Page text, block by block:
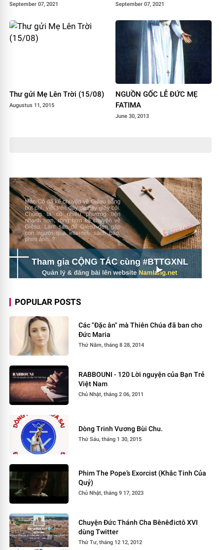
September 07, 2021 September 07, 2021
Thư gửi Mẹ Lên Trời (15/08)
Augustus 11, 2015
NGUỒN GỐC LỄ ĐỨC MẸ
FATIMA
June 30, 2013
POPULAR POSTS
Các "Đặc ân" mà Thiên Chúa đã ban cho
Đức Maria
Thứ Năm, tháng 8 28, 2014
RABBOUNI - 120 Lời nguyện của Bạn Trẻ
Việt Nam
Chủ Nhật, tháng 2 06, 2011
Dòng Trinh Vương Bùi Chu.
Thứ Sáu, tháng 1 30, 2015
Phim The Pope’s Exorcist (Khắc Tinh Của
Quỷ)
Chủ Nhật, tháng 9 17, 2023
Chuyện Đức Thánh Cha Bênêđictô XVI
dùng Twitter
Thứ Tư, tháng 12 12, 2012